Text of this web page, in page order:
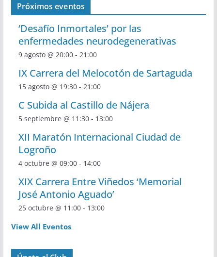
Próximos eventos
‘Desafío Inmortales’ por las
enfermedades neurodegenerativas
9 agosto @ 20:00- 21:00
IX Carrera del Melocotón de Sartaguda
15 agosto @ 19:30- 21:00
C Subida al Castillo de Nájera
5 septiembre @ 11:30- 13:00
XII Maratón Internacional Ciudad de
Logroño
4 octubre @ 09:00- 14:00
XIX Carrera Entre Viñedos ‘Memorial
José Antonio Aguado’
25 octubre @ 11:00- 13:00
View All Eventos